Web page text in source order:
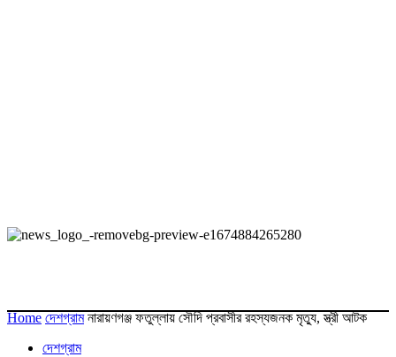
Home দেশগ্রাম নারায়ণগঞ্জ ফতুল্লায় সৌদি প্রবাসীর রহস্যজনক মৃত্যু, স্ত্রী আটক
দেশগ্রাম